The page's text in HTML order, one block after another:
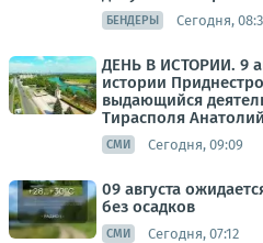
БЕНДЕРЫ Сегодня,
ДЕНЬ В ИСТОРИИ. 9
истории
выдающийся
Тирасполя
СМИ Сегодня, 09:09
09 августа
без осадков
СМИ Сегодня, 07:12